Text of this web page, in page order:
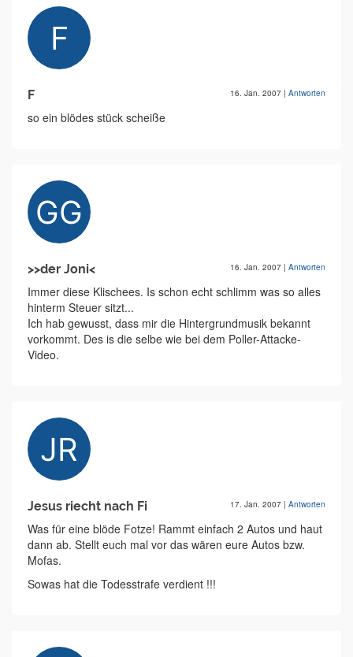
F 16. Jan. 2007 | Antworten
so ein blödes stück scheiße
>>der Joni< 16. Jan. 2007 | Antworten
Immer diese Klischees. Is schon echt schlimm was so alles
hinterm Steuer sitzt...
Ich hab gewusst, dass mir die Hintergrundmusik bekannt
vorkommt. Des is die selbe wie bei dem Poller-Attacke-
Video.
Jesus riecht nach Fi 17. Jan. 2007 | Antworten
Was für eine blöde Fotze! Rammt einfach 2 Autos und haut
dann ab. Stellt euch mal vor das wären eure Autos bzw.
Mofas.
Sowas hat die Todesstrafe verdient !!!